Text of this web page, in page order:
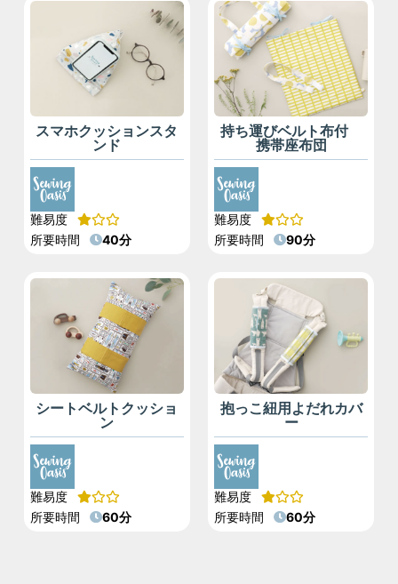
スマホクッションスタ
ンド
難易度
所要時間
40分
持ち運びベルト布付
携帯座布団
難易度
所要時間
90分
シートベルトクッショ
ン
難易度
所要時間
60分
抱っこ紐用よだれカバ
ー
難易度
所要時間
60分